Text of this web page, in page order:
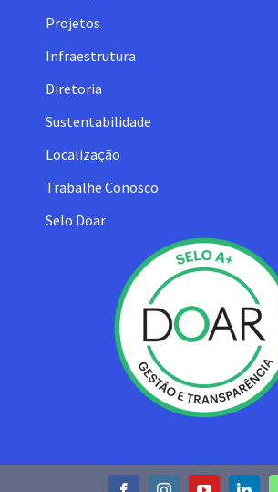
Projetos
Infraestrutura
Diretoria
Sustentabilidade
Localização
Trabalhe Conosco
Selo Doar